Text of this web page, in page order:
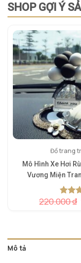
SHOP GỢI Ý
Đồ trang
Mô Hình Xe Hơi
Vương Miện
5.00
1
220.000₫
Mô tả